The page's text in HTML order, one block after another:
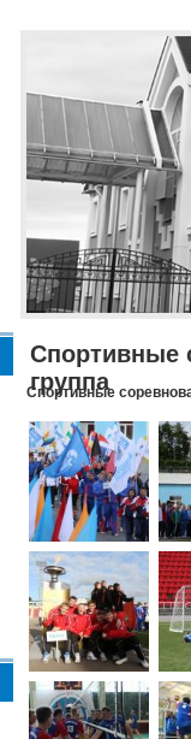
Спортивные
группа
Спортивные